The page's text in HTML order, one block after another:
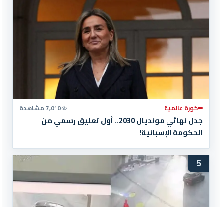
كورة عالمية 7,010 مشاهدة
جدل نهائي مونديال 2030.. أول تعليق رسمي من
الحكومة الإسبانية!
5